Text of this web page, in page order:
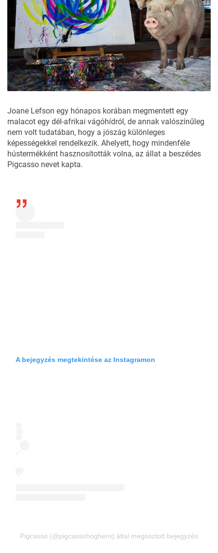
Joane Lefson egy hónapos korában megmentett egy
malacot egy dél-afrikai vágóhídról, de annak valószínűleg
nem volt tudatában, hogy a jószág különleges
képességekkel rendelkezik. Ahelyett, hogy mindenféle
hústermékként hasznosították volna, az állat a beszédes
Pigcasso nevet kapta.
A bejegyzés megtekintése az Instagramon
Pigcasso (@pigcassohoghero) által megosztott bejegyzés